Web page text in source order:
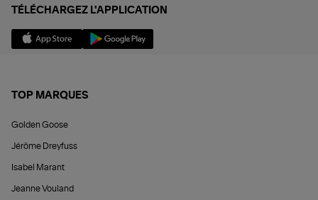
TÉLÉCHARGEZ L'APPLICATION
TOP MARQUES
Golden Goose
Jérôme Dreyfuss
Isabel Marant
Jeanne Vouland